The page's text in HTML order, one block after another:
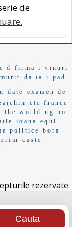
de
d firma i
vinuri
da ia i pad
date
examen de
ete france
the world
ng no
ioana
equi
politice
bora
prim caste
rezervate.